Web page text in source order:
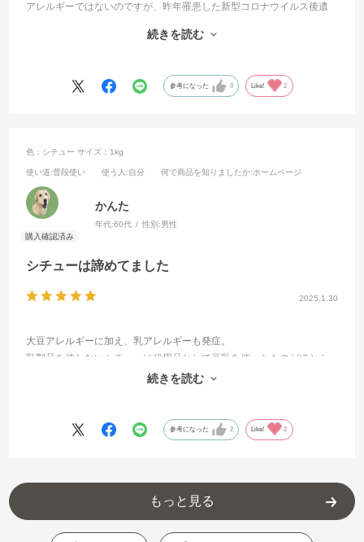
アレルギーではないのですが、昨年罹患した新型コロナウイルス後遺
酸味や辛味があるものは喉にしみるのでずっと我慢していたのです
とても美味しいので、今回は自身で購入しました。
続きを読む
参考になった 0 Like! 2
2025.1.30
シチューは諦めてました
色：シチュー サイズ：1kg
使い道:普段使い 使う人 :自分 何で商品を知りましたか:ホームページ
かんた
年代:60代 性別:男性
大豆アレルギーに加え、乳アレルギーも発症。
乳製品を使わないシチューは代用品として豆乳を使ったものがほとん
どで、両方使ってないものを探すのはほぼありません。
続きを読む
参考になった 2 Like! 2
もっと見る